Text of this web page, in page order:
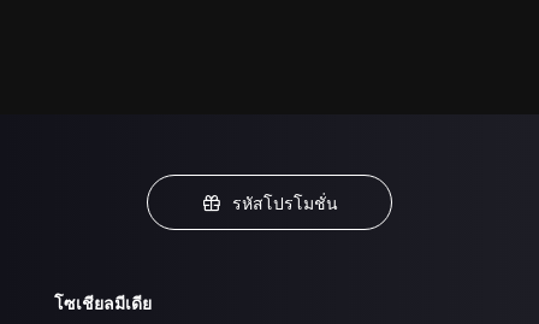
รหัสโปรโมชั่น
โซเชียลมีเดีย